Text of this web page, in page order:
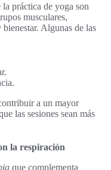
práctica de yoga son
musculares,
Algunas de las
a un mayor
las sesiones sean más
la respiración
que complementa